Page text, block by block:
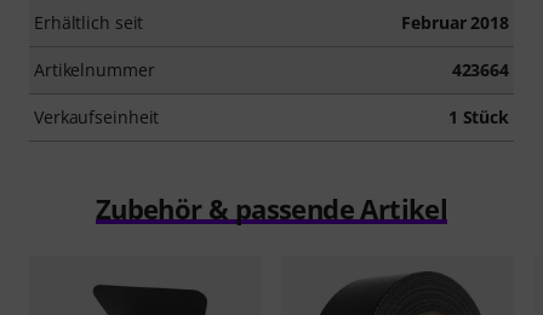
Erhältlich seit Februar 2018
Artikelnummer 423664
Verkaufseinheit 1 Stück
Zubehör & passende Artikel